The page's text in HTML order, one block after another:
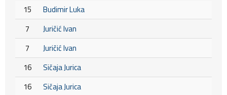
15
Budimir Luka
7
Juričić Ivan
7
Juričić Ivan
16
Sičaja Jurica
16
Sičaja Jurica